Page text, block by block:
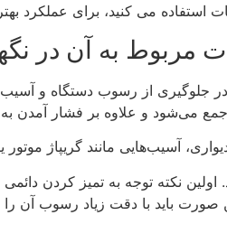
استفاده می کنید، برای عملکرد
مربوط به آن در
جلوگیری از رسوب دستگاه و
می‌شود و علاوه بر فشار آمدن
آسیب‌هایی مانند گریپاژ موتور
اولین نکته توجه به تمیز کردن
باید با دقت زیاد رسوب آن را